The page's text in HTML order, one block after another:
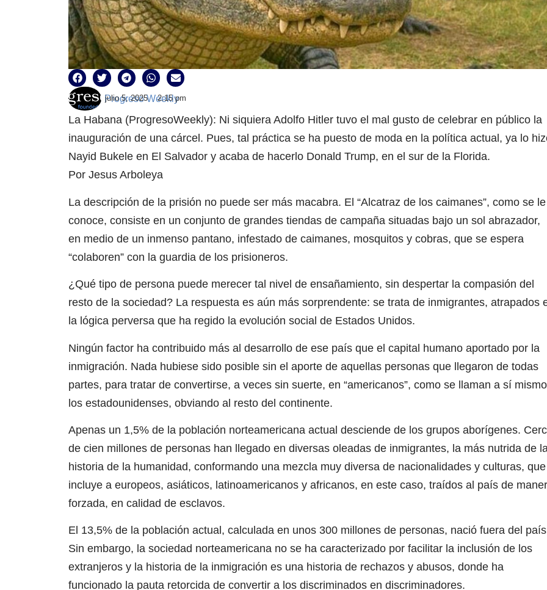
Progreso Weekly
julio 5, 2025 2:15 pm
La Habana (ProgresoWeekly): Ni siquiera Adolfo Hitler tuvo el mal gusto de celebrar en público la
inauguración de una cárcel. Pues, tal práctica se ha puesto de moda en la política actual, ya lo
Nayid Bukele en El Salvador y acaba de hacerlo Donald Trump, en el sur de la Florida.
Por Jesus Arboleya
La descripción de la prisión no puede ser más macabra. El “Alcatraz de los caimanes”, como se le
conoce, consiste en un conjunto de grandes tiendas de campaña situadas bajo un sol abrazador,
en medio de un inmenso pantano, infestado de caimanes, mosquitos y cobras, que se espera
“colaboren” con la guardia de los prisioneros.
¿Qué tipo de persona puede merecer tal nivel de ensañamiento, sin despertar la compasión del
resto de la sociedad? La respuesta es aún más sorprendente: se trata de inmigrantes, atrapados
la lógica perversa que ha regido la evolución social de Estados Unidos.
Ningún factor ha contribuido más al desarrollo de ese país que el capital humano aportado por la
inmigración. Nada hubiese sido posible sin el aporte de aquellas personas que llegaron de todas
partes, para tratar de convertirse, a veces sin suerte, en “americanos”, como se llaman a sí
los estadounidenses, obviando al resto del continente.
Apenas un 1,5% de la población norteamericana actual desciende de los grupos aborígenes.
de cien millones de personas han llegado en diversas oleadas de inmigrantes, la más nutrida de
historia de la humanidad, conformando una mezcla muy diversa de nacionalidades y culturas, que
incluye a europeos, asiáticos, latinoamericanos y africanos, en este caso, traídos al país de
forzada, en calidad de esclavos.
El 13,5% de la población actual, calculada en unos 300 millones de personas, nació fuera del
Sin embargo, la sociedad norteamericana no se ha caracterizado por facilitar la inclusión de los
extranjeros y la historia de la inmigración es una historia de rechazos y abusos, donde ha
funcionado la pauta retorcida de convertir a los discriminados en discriminadores.